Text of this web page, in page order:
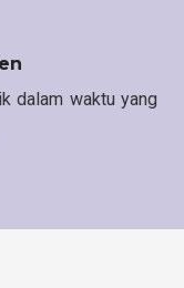
dalam waktu yang